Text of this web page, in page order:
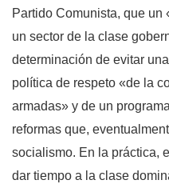
Partido Comunista, que un
un sector de la clase
determinación de evitar
política de respeto «de la
armadas» y de un
reformas que,
socialismo. En la práctica,
dar tiempo a la clase